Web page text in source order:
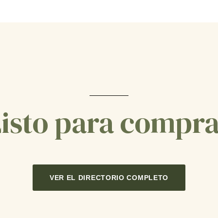
para
VER EL DIRECTORIO COMPLETO